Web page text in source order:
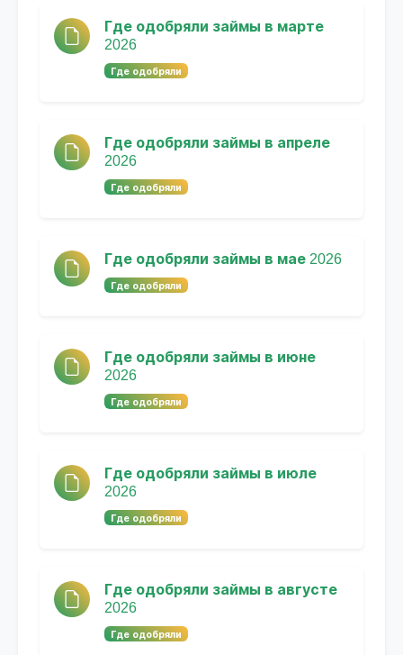
Где одобряли займы в марте
2026
Где одобряли
Где одобряли займы в апреле
2026
Где одобряли
Где одобряли займы в мае 2026
Где одобряли
Где одобряли займы в июне
2026
Где одобряли
Где одобряли займы в июле
2026
Где одобряли
Где одобряли займы в августе
2026
Где одобряли